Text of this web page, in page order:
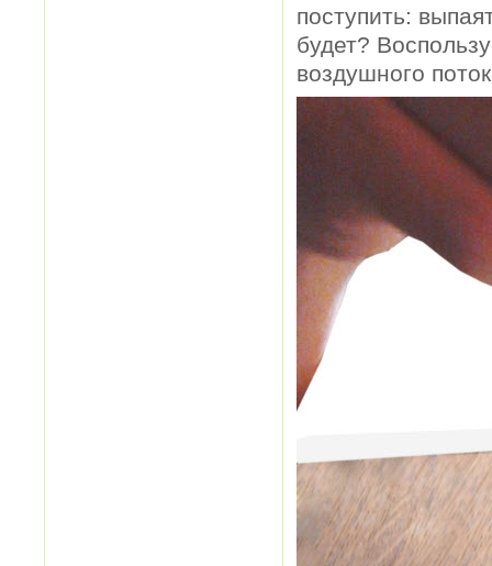
поступить:
будет?
воздушного